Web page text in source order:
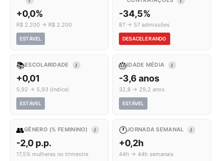
+0,0%
R$ 2.200 → R$ 2.200
ESTÁVEL
-34,5%
87 → 57 admissões
DESACELERANDO
📚ESCOLARIDADE I
+0,01
5,92 → 5,93 (índice)
ESTÁVEL
🎂IDADE MÉDIA I
-3,6 anos
32,8 → 29,2 anos
ESTÁVEL
👥GÊNERO (% FEMININO) I
-2,0 p.p.
17,5% mulheres no trimestre
🕐JORNADA SEMANAL I
+0,2h
44h → 44h semanais